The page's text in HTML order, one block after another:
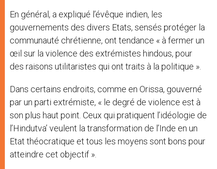
En général, a expliqué l’évêque indien, les
gouvernements des divers Etats, sensés protéger la
communauté chrétienne, ont tendance « à fermer un
œil sur la violence des extrémistes hindous, pour
des raisons utilitaristes qui ont traits à la politique ».
Dans certains endroits, comme en Orissa, gouverné
par un parti extrémiste, « le degré de violence est à
son plus haut point. Ceux qui pratiquent l’idéologie de
l’Hindutva’ veulent la transformation de l’Inde en un
Etat théocratique et tous les moyens sont bons pour
atteindre cet objectif ».